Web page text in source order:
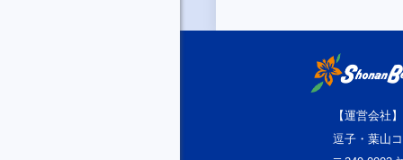
【運営会社】
逗子・葉山